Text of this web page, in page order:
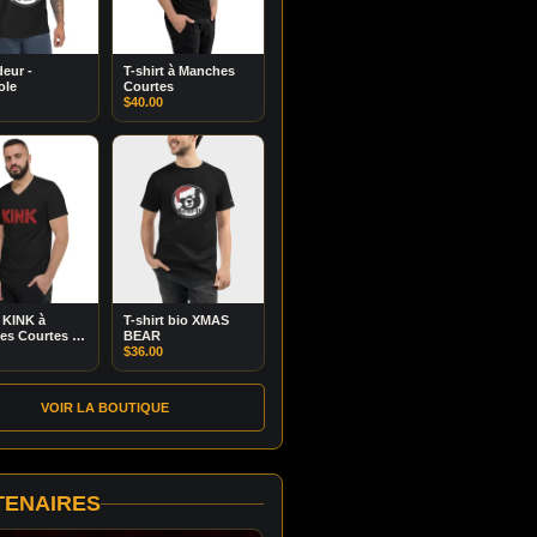
-
T-shirt à Manches
Courtes
$40.00
à
Courtes et
T-shirt bio XMAS
BEAR
$36.00
VOIR LA BOUTIQUE